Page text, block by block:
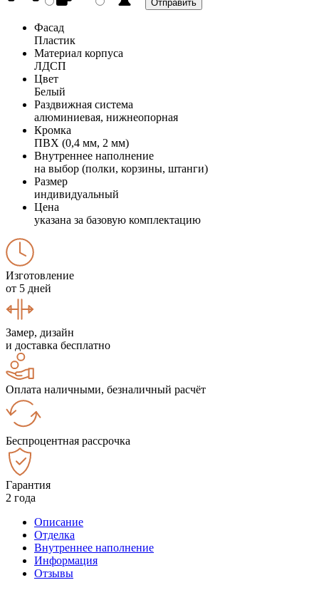
Фасад
Пластик
Материал корпуса
ЛДСП
Цвет
Белый
Раздвижная система
алюминиевая, нижнеопорная
Кромка
ПВХ (0,4 мм, 2 мм)
Внутреннее наполнение
на выбор (полки, корзины, штанги)
Размер
индивидуальный
Цена
указана за базовую комплектацию
Изготовление
от 5 дней
Замер, дизайн
и доставка бесплатно
Оплата наличными, безналичный расчёт
Беспроцентная рассрочка
Гарантия
2 года
Описание
Отделка
Внутреннее наполнение
Информация
Отзывы